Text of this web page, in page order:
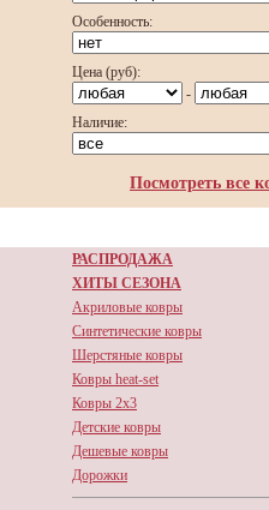
Особенность:
Цена (руб):
-
Наличие:
Посмотреть все
РАСПРОДАЖА
ХИТЫ СЕЗОНА
Акриловые ковры
Синтетические ковры
Шерстяные ковры
Ковры heat-set
Ковры 2х3
Детские ковры
Дешевые ковры
Дорожки